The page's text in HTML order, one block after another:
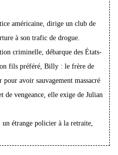
américaine, dirige un club de
à son trafic de drogue.
criminelle, débarque des États-
fils préféré, Billy : le frère de
avoir sauvagement massacré
de vengeance, elle exige de Julian
étrange policier à la retraite,